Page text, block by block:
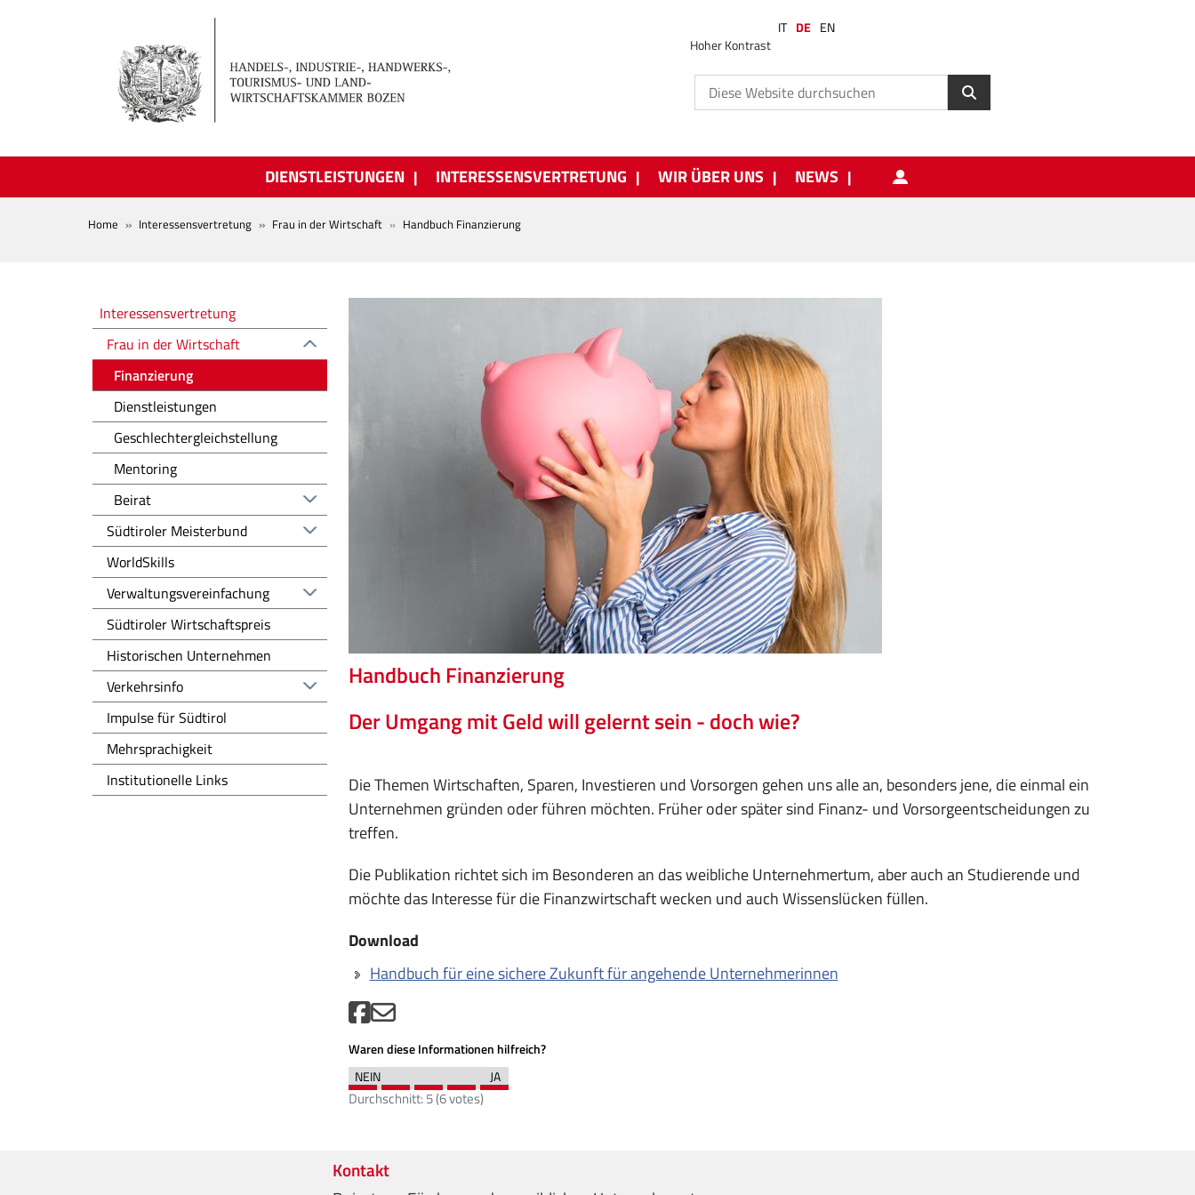
Hoher Kontrast
IT DE EN
DIENSTLEISTUNGEN INTERESSENSVERTRETUNG WIR ÜBER UNS NEWS
BREADCRUMB
Home Interessensvertretung Frau in der Wirtschaft Handbuch Finanzierung
Handbuch Finanzierung
Der Umgang mit Geld will gelernt sein - doch wie?
Die Themen Wirtschaften, Sparen, Investieren und Vorsorgen gehen uns alle an, besonders jene, die einmal ein
Unternehmen gründen oder führen möchten. Früher oder später sind Finanz- und Vorsorgeentscheidungen zu
treffen.
Die Publikation richtet sich im Besonderen an das weibliche Unternehmertum, aber auch an Studierende und
möchte das Interesse für die Finanzwirtschaft wecken und auch Wissenslücken füllen.
Download
Handbuch für eine sichere Zukunft für angehende Unternehmerinnen
Waren diese Informationen hilfreich?
Durchschnitt:5(6votes)
Rappresentanza degli interessi
Interessensvertretung
Frau in der Wirtschaft
Finanzierung
Dienstleistungen
Geschlechtergleichstellung
Mentoring
Beirat
Südtiroler Meisterbund
WorldSkills
Verwaltungsvereinfachung
Südtiroler Wirtschaftspreis
Historischen Unternehmen
Verkehrsinfo
Impulse für Südtirol
Mehrsprachigkeit
Institutionelle Links
Kontakt